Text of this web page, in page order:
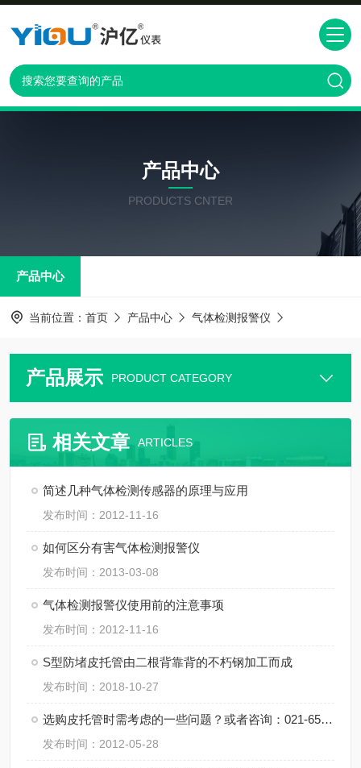
产品中心
PRODUCTS CNTER
产品中心
当前位置： 首页 产品中心 气体检测报警仪
产品展示 PRODUCT CATEGORY
相关文章 ARTICLES
简述几种气体检测传感器的原理与应用
发布时间：2012-11-16
如何区分有害气体检测报警仪
发布时间：2013-03-08
气体检测报警仪使用前的注意事项
发布时间：2012-11-16
S型防堵皮托管由二根背靠背的不朽钢加工而成
发布时间：2018-10-27
选购皮托管时需考虑的一些问题？或者咨询：021-65861439
发布时间：2012-05-28